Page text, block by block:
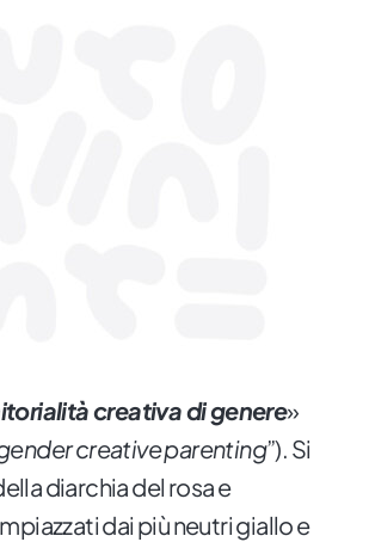
creativa di genere»
creative parenting”). Si
diarchia del rosa e
dai più neutri giallo e